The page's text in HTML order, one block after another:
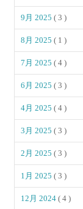
9月 2025( 3 )
8月 2025( 1 )
7月 2025( 4 )
6月 2025( 3 )
4月 2025( 4 )
3月 2025( 3 )
2月 2025( 3 )
1月 2025( 3 )
12月 2024( 4 )